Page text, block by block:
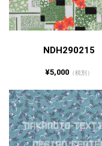
NDH290215
¥5,000 （税別）